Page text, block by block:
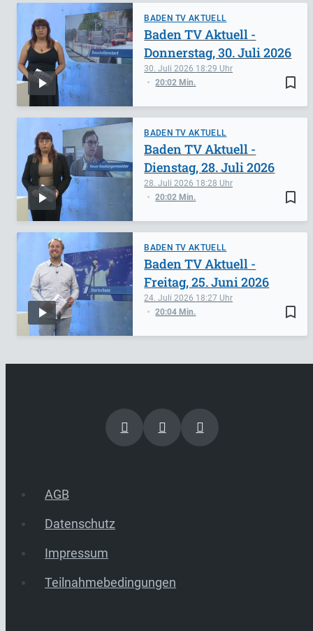
BADEN TV AKTUELL
bookmark_border
30. Juli 2026 18:29
20:02 Min.
Baden TV Aktuell -
Donnerstag, 30. Juli 2026
BADEN TV AKTUELL
bookmark_border
28. Juli 2026 18:28
20:02 Min.
Baden TV Aktuell -
Dienstag, 28. Juli 2026
BADEN TV AKTUELL
bookmark_border
24. Juli 2026 18:27
20:04 Min.
Baden TV Aktuell -
Freitag, 25. Juni 2026
AGB
Datenschutz
Impressum
Teilnahmebedingungen